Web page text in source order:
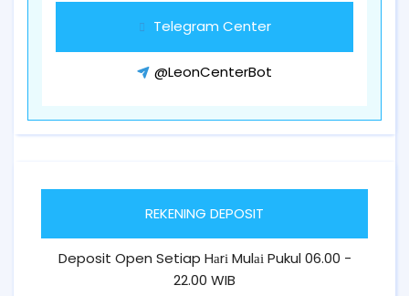
Telegram Center
@LeonCenterBot
REKENING DEPOSIT
Deposit Open Setiap Hаrі Mulаі Pukul 06.00 -
22.00 WIB